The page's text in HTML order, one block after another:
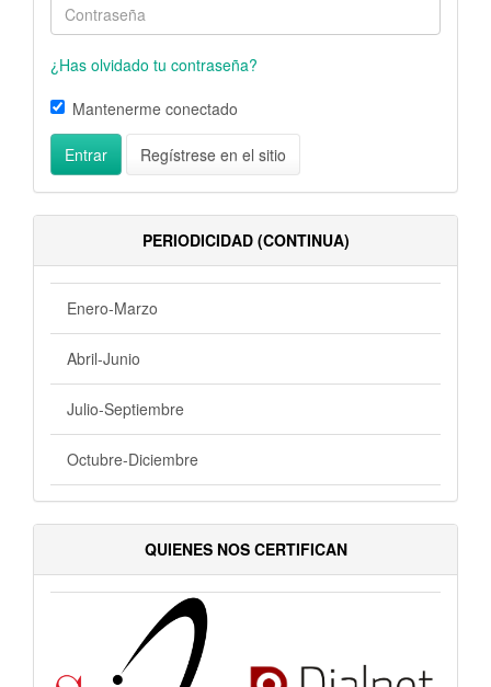
¿Has olvidado tu contraseña?
Mantenerme conectado
Entrar Regístrese en el sitio
PERIODICIDAD (CONTINUA)
Enero-Marzo
Abril-Junio
Julio-Septiembre
Octubre-Diciembre
QUIENES NOS CERTIFICAN